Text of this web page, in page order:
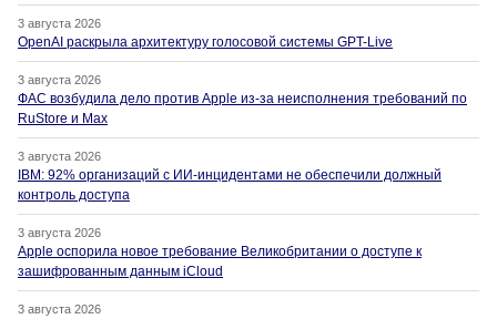
3 августа 2026
OpenAI раскрыла архитектуру голосовой системы GPT-Live
3 августа 2026
ФАС возбудила дело против Apple из-за неисполнения требований по
RuStore и Max
3 августа 2026
IBM: 92% организаций с ИИ-инцидентами не обеспечили должный
контроль доступа
3 августа 2026
Apple оспорила новое требование Великобритании о доступе к
зашифрованным данным iCloud
3 августа 2026